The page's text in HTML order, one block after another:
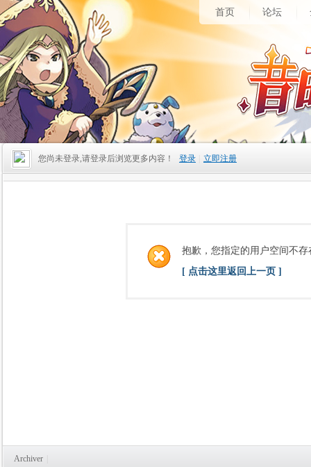
首页 论坛
您尚未登录,请登录后浏览更多内容！ 登录 立即注册
抱歉，您指定的用户空间不存
[ 点击这里返回上一页 ]
Archiver